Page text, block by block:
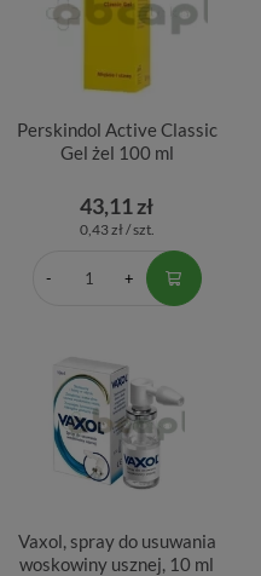
Perskindol Active Classic
Gel żel 100 ml
43,11 zł
0,43 zł / szt.
Vaxol, spray do usuwania
woskowiny usznej, 10 ml